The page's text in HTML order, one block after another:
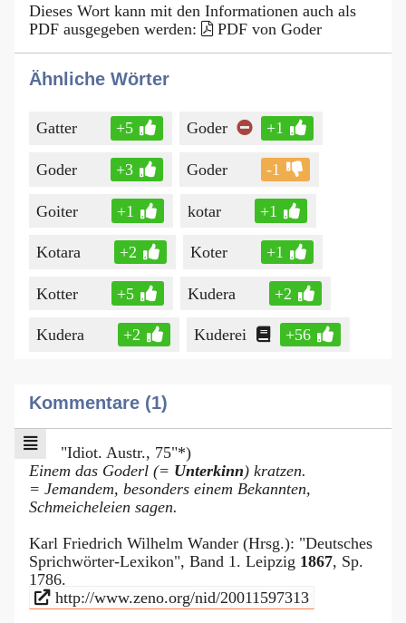
Dieses Wort kann mit den Informationen auch als
PDF ausgegeben werden:
PDF von Goder
Ähnliche Wörter
Gatter +5 Goder +1
Goder +3 Goder -1
Goiter +1 kotar +1
Kotara +2 Koter +1
Kotter +5 Kudera +2
Kudera +2 Kuderei +56
Kommentare (1)
"Idiot. Austr., 75"*)
Einem das Goderl (= Unterkinn) kratzen.
= Jemandem, besonders einem Bekannten,
Schmeicheleien sagen.
Karl Friedrich Wilhelm Wander (Hrsg.): "Deutsches
Sprichwörter-Lexikon", Band 1. Leipzig 1867, Sp.
1786.
http://www.zeno.org/nid/20011597313